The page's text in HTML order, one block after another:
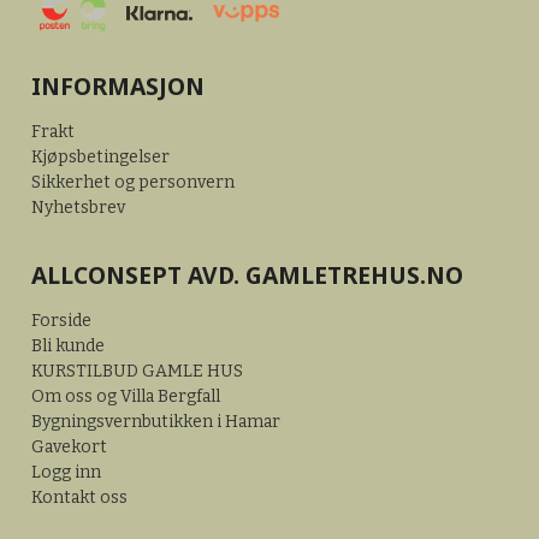
INFORMASJON
Frakt
Kjøpsbetingelser
Sikkerhet og personvern
Nyhetsbrev
ALLCONSEPT AVD. GAMLETREHUS.NO
Forside
Bli kunde
KURSTILBUD GAMLE HUS
Om oss og Villa Bergfall
Bygningsvernbutikken i Hamar
Gavekort
Logg inn
Kontakt oss